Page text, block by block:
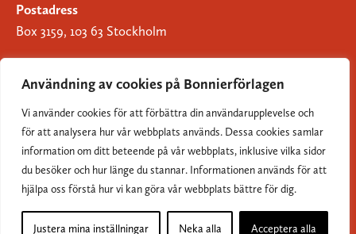
Användning av cookies på Bonnierförlagen
Vi använder cookies för att förbättra din användarupplevelse och
för att analysera hur vår webbplats används. Dessa cookies samlar
information om ditt beteende på vår webbplats, inklusive vilka sidor
du besöker och hur länge du stannar. Informationen används för att
hjälpa oss förstå hur vi kan göra vår webbplats bättre för dig.
Justera mina inställningar Neka alla Acceptera alla
Postadress
Box 3159, 103 63 Stockholm
Om Bonnierförlagen
Cookies
Integritetspolicy